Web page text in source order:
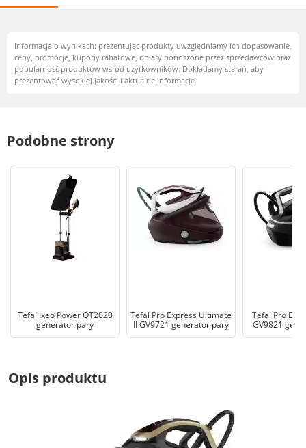
Informacja o wynikach: prezentując produkty uwzględniamy ich dopasowanie,
ceny, promocje, kupony rabatowe, opłaty ponoszone przez sprzedawców oraz
popularność produktów wśród użytkowników. Dokładamy starań, aby
prezentować wysokiej jakości i aktualne informacje.
Podobne strony
Tefal Ixeo Power QT2020
generator pary
Tefal Pro Express Ultimate
II GV9721 generator pary
Tefal Pro
GV9821
Opis produktu